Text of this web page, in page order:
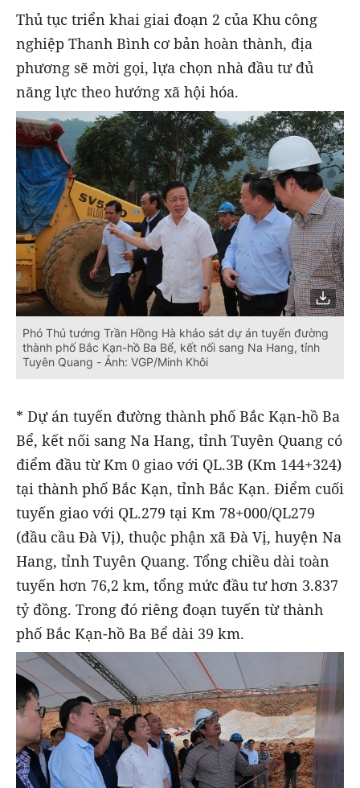
Thủ tục triển khai giai đoạn 2 của Khu công
nghiệp Thanh Bình cơ bản hoàn thành, địa
phương sẽ mời gọi, lựa chọn nhà đầu tư đủ
năng lực theo hướng xã hội hóa.
Phó Thủ tướng Trần Hồng Hà khảo sát dự án tuyến đường
thành phố Bắc Kạn-hồ Ba Bể, kết nối sang Na Hang, tỉnh
Tuyên Quang - Ảnh: VGP/Minh Khôi
* Dự án tuyến đường thành phố Bắc Kạn-hồ Ba
Bể, kết nối sang Na Hang, tỉnh Tuyên Quang có
điểm đầu từ Km 0 giao với QL.3B (Km 144+324)
tại thành phố Bắc Kạn, tỉnh Bắc Kạn. Điểm cuối
tuyến giao với QL.279 tại Km 78+000/QL279
(đầu cầu Đà Vị), thuộc phận xã Đà Vị, huyện Na
Hang, tỉnh Tuyên Quang. Tổng chiều dài toàn
tuyến hơn 76,2 km, tổng mức đầu tư hơn 3.837
tỷ đồng. Trong đó riêng đoạn tuyến từ thành
phố Bắc Kạn-hồ Ba Bể dài 39 km.